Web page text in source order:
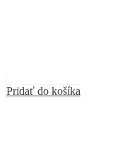
Pridať do košíka